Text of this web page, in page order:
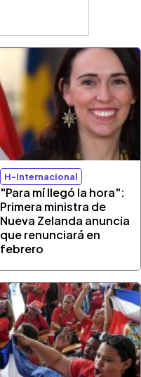
H-Internacional
"Para mí llegó la hora":
Primera ministra de
Nueva Zelanda anuncia
que renunciará en
febrero